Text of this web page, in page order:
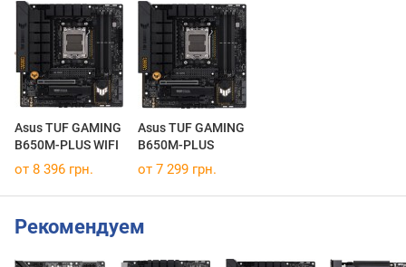
Asus TUF GAMING
B650M-PLUS WIFI
Asus TUF GAMING
B650M-PLUS
от 8 396 грн. от 7 299 грн.
Рекомендуем